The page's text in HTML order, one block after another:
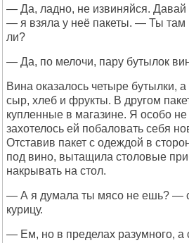
— Да, ладно, не извиняйся. Давай
— я взяла у неё пакеты. — Ты там
ли?
— Да, по мелочи, пару бутылок
Вина оказалось четыре бутылки,
сыр, хлеб и фрукты. В другом
купленные в магазине. Я особо не
захотелось ей побаловать себя
Отставив пакет с одеждой в
под вино, вытащила столовые
накрывать на стол.
— А я думала ты мясо не ешь? —
курицу.
— Ем, но в пределах разумного, а